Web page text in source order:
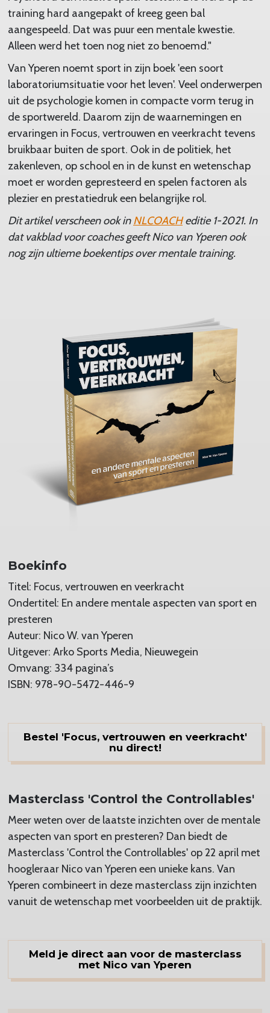
training hard aangepakt of kreeg geen bal
aangespeeld. Dat was puur een mentale kwestie.
Alleen werd het toen nog niet zo benoemd."
Van Yperen noemt sport in zijn boek 'een soort
laboratoriumsituatie voor het leven'. Veel onderwerpen
uit de psychologie komen in compacte vorm terug in
de sportwereld. Daarom zijn de waarnemingen en
ervaringen in Focus, vertrouwen en veerkracht tevens
bruikbaar buiten de sport. Ook in de politiek, het
zakenleven, op school en in de kunst en wetenschap
moet er worden gepresteerd en spelen factoren als
plezier en prestatiedruk een belangrijke rol.
Dit artikel verscheen ook inNLCOACHeditie 1-2021. In
dat vakblad voor coaches geeft Nico van Yperen ook
nog zijn ultieme boekentips over mentale training.
Boekinfo
Titel: Focus, vertrouwen en veerkracht
Ondertitel: En andere mentale aspecten van sport en
presteren
Auteur: Nico W. van Yperen
Uitgever: Arko Sports Media, Nieuwegein
Omvang: 334 pagina’s
ISBN: 978-90-5472-446-9
Bestel 'Focus, vertrouwen en veerkracht'
nu direct!
Masterclass 'Control the Controllables'
Meer weten over de laatste inzichten over de mentale
aspecten van sport en presteren? Dan biedt de
Masterclass 'Control the Controllables' op 22 april met
hoogleraar Nico van Yperen een unieke kans. Van
Yperen combineert in deze masterclass zijn inzichten
vanuit de wetenschap met voorbeelden uit de praktijk.
Meld je direct aan voor de masterclass
met Nico van Yperen